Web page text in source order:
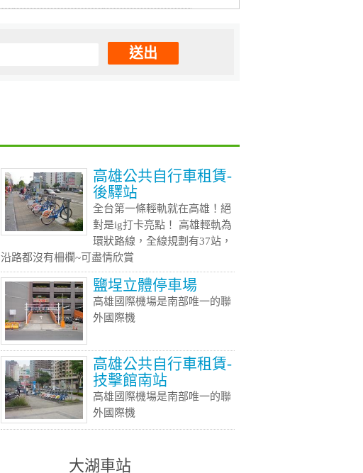
送出
高雄公共自行車租賃-
後驛站
全台第一條輕軌就在高雄！絕
對是ig打卡亮點！ 高雄輕軌為
環狀路線，全線規劃有37站，
沿路都沒有柵欄~可盡情欣賞
鹽埕立體停車場
高雄國際機場是南部唯一的聯
外國際機
高雄公共自行車租賃-
技擊館南站
高雄國際機場是南部唯一的聯
外國際機
大湖車站